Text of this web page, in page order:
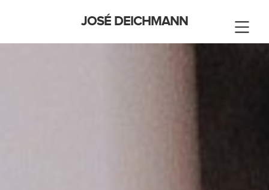
JOSÉ DEICHMANN